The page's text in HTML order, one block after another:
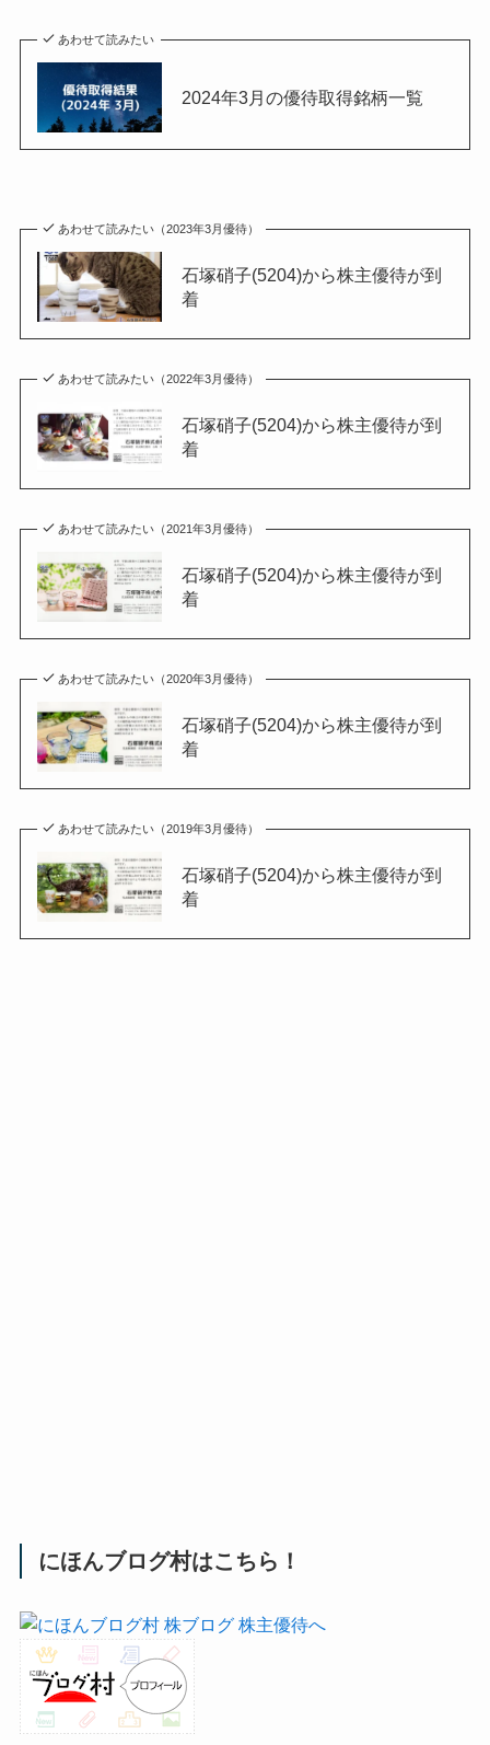
あわせて読みたい
2024年3月の優待取得銘柄一覧
あわせて読みたい（2023年3月優待）
石塚硝子(5204)から株主優待が到
着
あわせて読みたい（2022年3月優待）
石塚硝子(5204)から株主優待が到
着
あわせて読みたい（2021年3月優待）
石塚硝子(5204)から株主優待が到
着
あわせて読みたい（2020年3月優待）
石塚硝子(5204)から株主優待が到
着
あわせて読みたい（2019年3月優待）
石塚硝子(5204)から株主優待が到
着
にほんブログ村はこちら！